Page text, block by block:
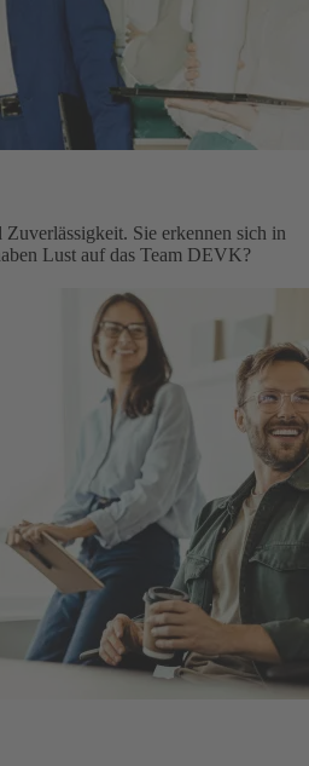
Sie erkennen sich in
Lust auf das Team DEVK?